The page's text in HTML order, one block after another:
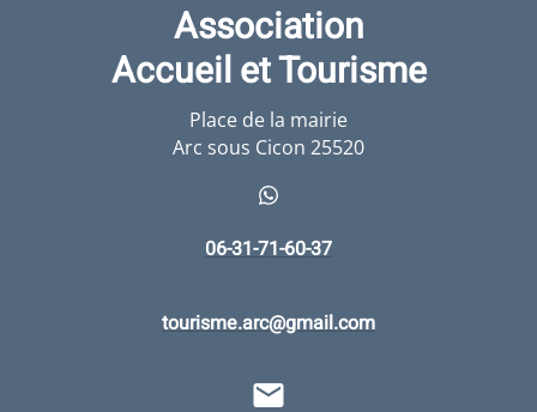
Association
Accueil et Tourisme
Place de la mairie
Arc sous Cicon 25520
06-31-71-60-37
tourisme.arc@gmail.com
email